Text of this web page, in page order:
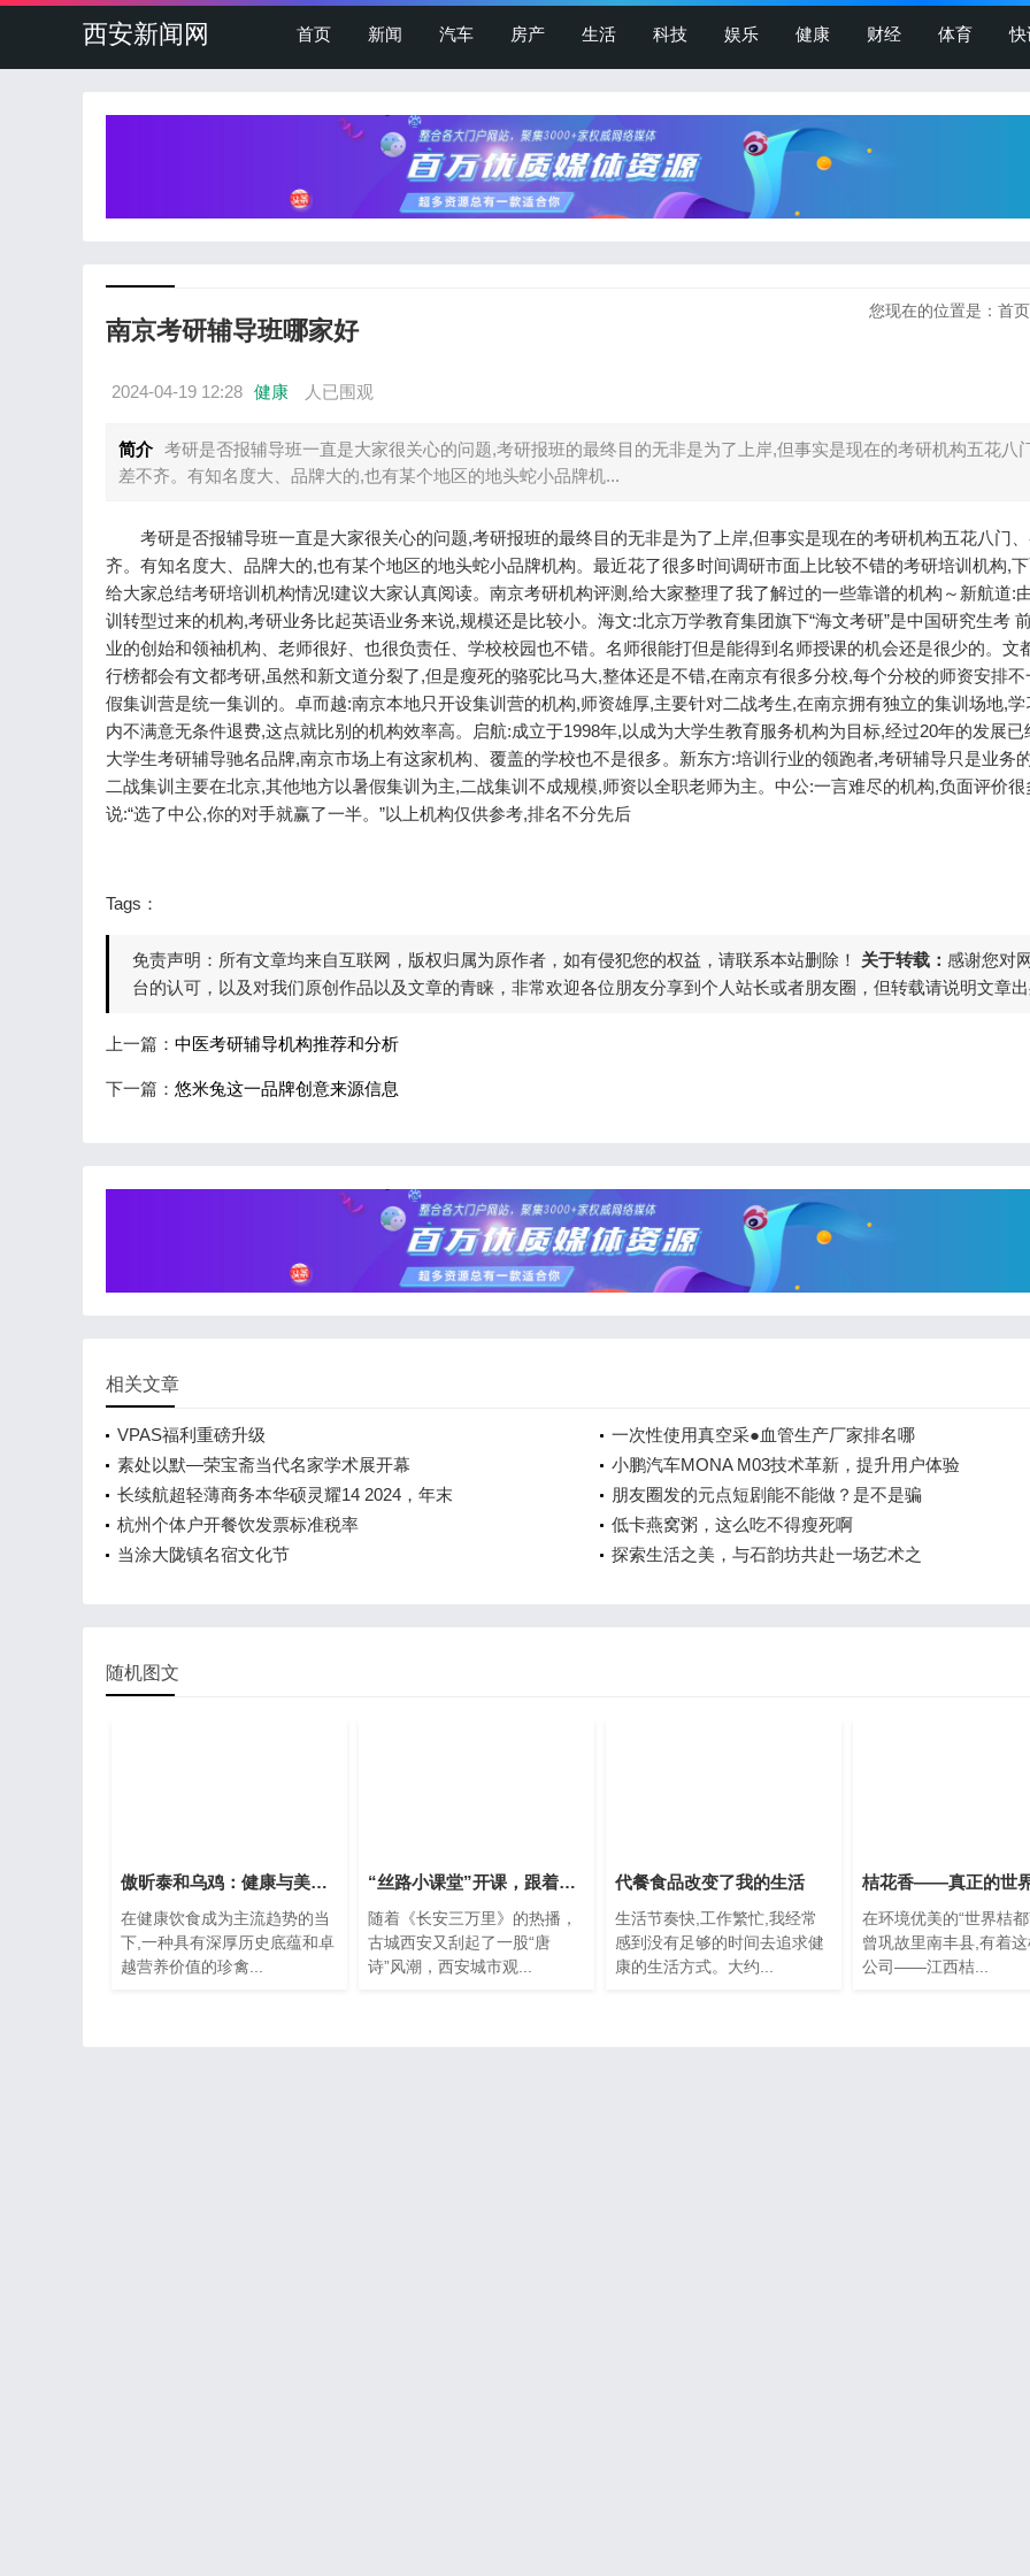
西安新闻网 首页 新闻 汽车 房产 生活 科技 娱乐 健康 财经 体育 快
您现在的位置是： 首页
南京考研辅导班哪家好
2024-04-19 12:28 健康 人已围观
简介 考研是否报辅导班一直是大家很关心的问题,考研报班的最终目的无非是为了上岸,但事实是现在的考研机构五花八
差不齐。有知名度大、品牌大的,也有某个地区的地头蛇小品牌机...
考研是否报辅导班一直是大家很关心的问题,考研报班的最终目的无非是为了上岸,但事实是现在的考研机构五花八门
齐。有知名度大、品牌大的,也有某个地区的地头蛇小品牌机构。最近花了很多时间调研市面上比较不错的考研培训机构,
给大家总结考研培训机构情况!建议大家认真阅读。 南京考研机构评测,给大家整理了我了解过的一些靠谱的机构～ 新航道:
训转型过来的机构,考研业务比起英语业务来说,规模还是比较小。 海文:北京万学教育集团旗下“海文考研”是中国研究生考
业的创始和领袖机构、老师很好、也很负责任、学校校园也不错。名师很能打但是能得到名师授课的机会还是很少的。 文
行榜都会有文都考研,虽然和新文道分裂了,但是瘦死的骆驼比马大,整体还是不错,在南京有很多分校,每个分校的师资安排不
假集训营是统一集训的。 卓而越:南京本地只开设集训营的机构,师资雄厚,主要针对二战考生,在南京拥有独立的集训场地,学
内不满意无条件退费,这点就比别的机构效率高。
启航:成立于1998年,以成为大学生教育服务机构为目标,经过20年的发展已
大学生考研辅导驰名品牌,南京市场上有这家机构、覆盖的学校也不是很多。 新东方:培训行业的领跑者,考研辅导只是业务
二战集训主要在北京,其他地方以暑假集训为主,二战集训不成规模,师资以全职老师为主。 中公:一言难尽的机构,负面评价很
说:“选了中公,你的对手就赢了一半。”以上机构仅供参考,排名不分先后
Tags：
免责声明：所有文章均来自互联网，版权归属为原作者，如有侵犯您的权益，请联系本站删除！ 关于转载： 感谢您对
台的认可，以及对我们原创作品以及文章的青睐，非常欢迎各位朋友分享到个人站长或者朋友圈，但转载请说明文章
上一篇： 中医考研辅导机构推荐和分析
下一篇： 悠米兔这一品牌创意来源信息
相关文章
VPAS福利重磅升级
一次性使用真空采●血管生产厂家排名哪
​素处以默—荣宝斋当代名家学术展开幕
小鹏汽车MONA M03技术革新，提升用户体验
长续航超轻薄商务本华硕灵耀14 2024，年末
朋友圈发的元点短剧能不能做？是不是骗
杭州个体户开餐饮发票标准税率
低卡燕窝粥，这么吃不得瘦死啊
当涂大陇镇名宿文化节
探索生活之美，与石韵坊共赴一场艺术之
随机图文
傲昕泰和乌鸡：健康与美味的传奇之选
在健康饮食成为主流趋势的当
下,一种具有深厚历史底蕴和卓
越营养价值的珍禽...
“丝路小课堂”开课，跟着唐诗游长安
随着《长安三万里》的热播，
古城西安又刮起了一股“唐
诗”风潮，西安城市观...
代餐食品改变了我的生活
生活节奏快,工作繁忙,我经常
感到没有足够的时间去追求健
康的生活方式。大约...
在环境优美的“世界桔
曾巩故里南丰县,有着
公司——江西桔...